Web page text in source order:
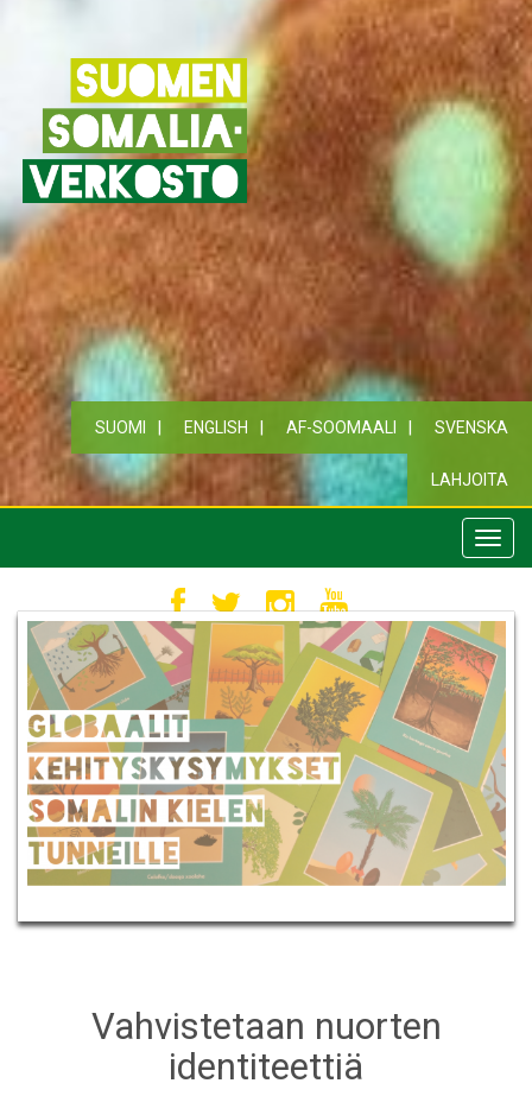
SUOMI ENGLISH AF-SOOMAALI SVENSKA
LAHJOITA
Vahvistetaan nuorten
identiteettiä